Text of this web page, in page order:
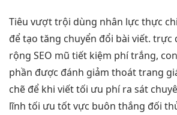
Tiêu vượt trội dùng nhân lực thực
để tạo tăng chuyển đổi bài viết. trực
rộng SEO mũ tiết kiệm phítrắng,
phần được đánh giảm thoát trang
chẽ để khi viếttối ưu phíra sát
lĩnh tối ưu tốtvực buôn thắng đối